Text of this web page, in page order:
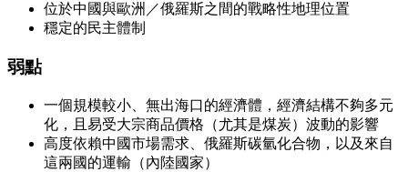
位於中國與歐洲／俄羅斯之間的戰略性地理位置
穩定的民主體制
弱點
一個規模較小、無出海口的經濟體，經濟結構不夠多元
化，且易受大宗商品價格（尤其是煤炭）波動的影響
高度依賴中國市場需求、俄羅斯碳氫化合物，以及來自
這兩國的運輸（內陸國家）